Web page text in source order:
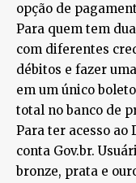
opção de
Para quem tem
com diferentes
débitos e fazer
em um único
total no banco de
Para ter acesso ao
conta Gov.br.
bronze, prata e